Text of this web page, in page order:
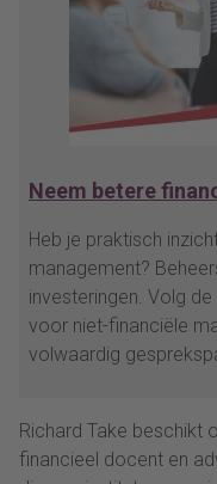
Neem betere
Heb je praktisch
management?
investeringen. Volg
voor niet-financiële
volwaardig
Richard Take beschikt
financieel docent en